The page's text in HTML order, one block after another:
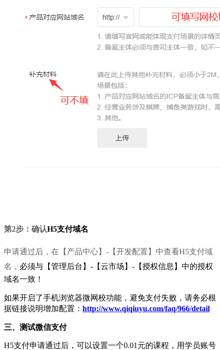
第2步：确认H5支付域名
申请通过后，在 【产品中心】- 【开发配置】中查看H5支付域
名， 必须与【管理后台】-【云市场】-【授权信息】中的授权
域名一致！
如果开启了手机浏览器微网校功能，避免支付失败，请务必根
据链接说明增加配置： http://www.qiqiuyu.com/faq/966/detail
三、 测试微信支付
H5支付申请通过后，可以设置一个0.01元的课程，用学员账号